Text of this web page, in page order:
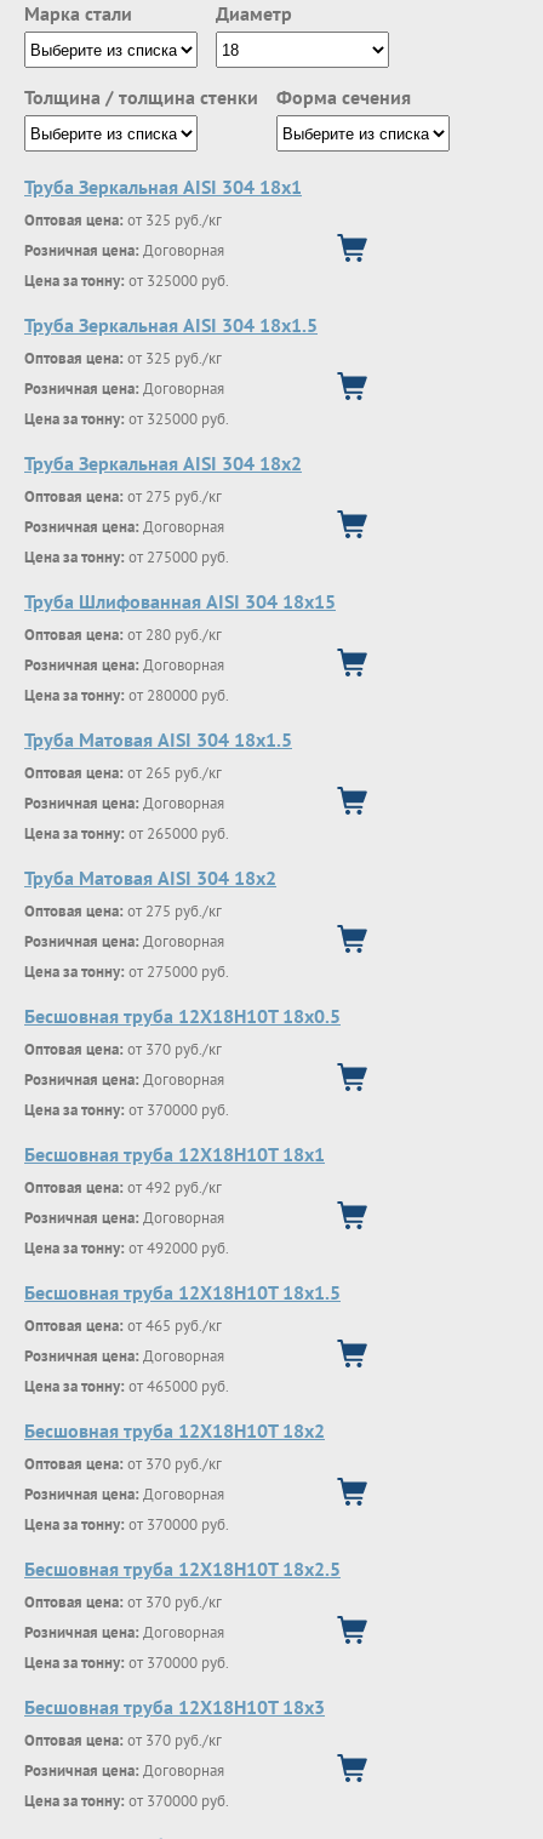
Марка стали Диаметр
Толщина / толщина стенки Форма сечения
Труба Зеркальная AISI 304 18х1
Оптовая цена: от 325 руб./кг
Розничная цена: Договорная
Цена за тонну: от 325000 руб.
Труба Зеркальная AISI 304 18х1.5
Оптовая цена: от 325 руб./кг
Розничная цена: Договорная
Цена за тонну: от 325000 руб.
Труба Зеркальная AISI 304 18х2
Оптовая цена: от 275 руб./кг
Розничная цена: Договорная
Цена за тонну: от 275000 руб.
Труба Шлифованная AISI 304 18х15
Оптовая цена: от 280 руб./кг
Розничная цена: Договорная
Цена за тонну: от 280000 руб.
Труба Матовая AISI 304 18х1.5
Оптовая цена: от 265 руб./кг
Розничная цена: Договорная
Цена за тонну: от 265000 руб.
Труба Матовая AISI 304 18х2
Оптовая цена: от 275 руб./кг
Розничная цена: Договорная
Цена за тонну: от 275000 руб.
Бесшовная труба 12Х18Н10Т 18х0.5
Оптовая цена: от 370 руб./кг
Розничная цена: Договорная
Цена за тонну: от 370000 руб.
Бесшовная труба 12Х18Н10Т 18х1
Оптовая цена: от 492 руб./кг
Розничная цена: Договорная
Цена за тонну: от 492000 руб.
Бесшовная труба 12Х18Н10Т 18х1.5
Оптовая цена: от 465 руб./кг
Розничная цена: Договорная
Цена за тонну: от 465000 руб.
Бесшовная труба 12Х18Н10Т 18х2
Оптовая цена: от 370 руб./кг
Розничная цена: Договорная
Цена за тонну: от 370000 руб.
Бесшовная труба 12Х18Н10Т 18х2.5
Оптовая цена: от 370 руб./кг
Розничная цена: Договорная
Цена за тонну: от 370000 руб.
Бесшовная труба 12Х18Н10Т 18х3
Оптовая цена: от 370 руб./кг
Розничная цена: Договорная
Цена за тонну: от 370000 руб.